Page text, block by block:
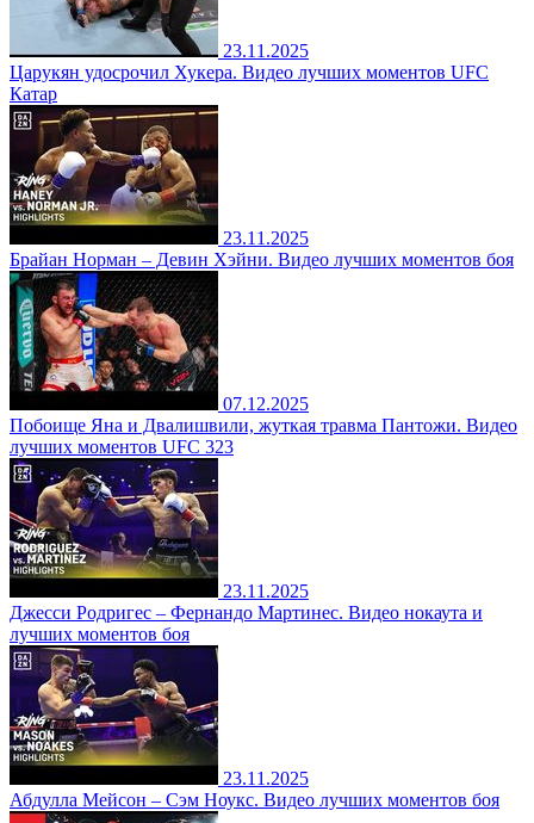
23.11.2025
Царукян удосрочил Хукера. Видео лучших моментов UFC
Катар
23.11.2025
Брайан Норман – Девин Хэйни. Видео лучших моментов боя
07.12.2025
Побоище Яна и Двалишвили, жуткая травма Пантожи. Видео
лучших моментов UFC 323
23.11.2025
Джесси Родригес – Фернандо Мартинес. Видео нокаута и
лучших моментов боя
23.11.2025
Абдулла Мейсон – Сэм Ноукс. Видео лучших моментов боя